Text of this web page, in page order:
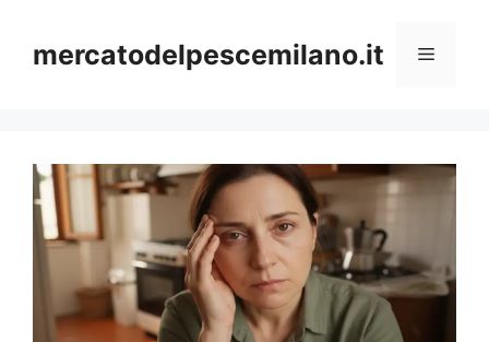
contenuto
mercatodelpescemilano.it Menu